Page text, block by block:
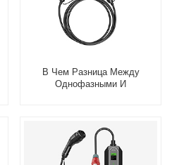
В Чем Разница Между
Однофазными И